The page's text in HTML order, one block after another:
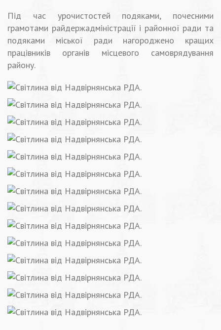
Під час урочистостей подяками, почесними
грамотами райдержадміністрації і районної ради та
подяками міської ради нагороджено кращих
працівників органів місцевого самоврядування
району.